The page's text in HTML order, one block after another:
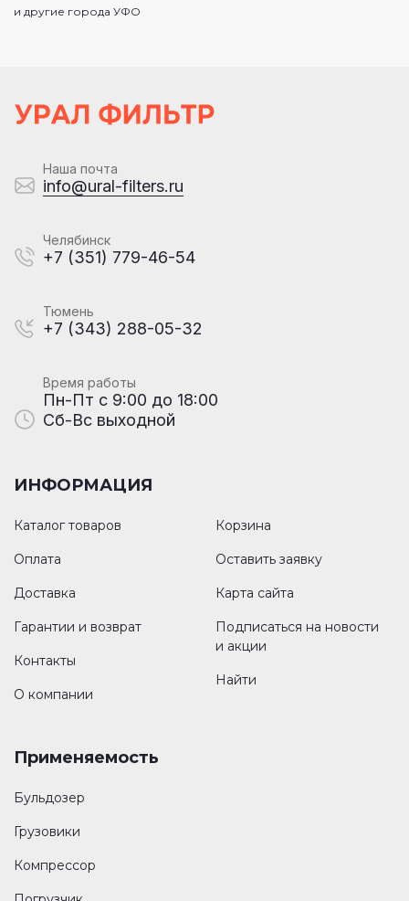
и другие города УФО
Наша почта
info@ural-filters.ru
Челябинск
+7 (351) 779-46-54
Тюмень
+7 (343) 288-05-32
Время работы
Пн-Пт с 9:00 до 18:00
Сб-Вс выходной
ИНФОРМАЦИЯ
Каталог товаров
Оплата
Доставка
Гарантии и возврат
Контакты
О компании
Корзина
Оставить заявку
Карта сайта
Подписаться на новости
и акции
Найти
Применяемость
Бульдозер
Грузовики
Компрессор